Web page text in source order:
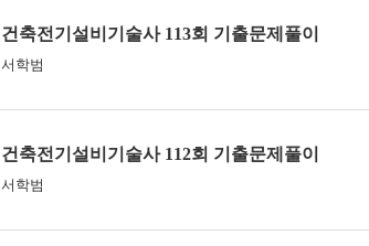
건축전기설비기술사 113회 기출문제풀이
서학범
건축전기설비기술사 112회 기출문제풀이
서학범